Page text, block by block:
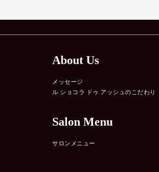
About Us
メッセージ
ル ショコラ ドゥ アッシュのこだわり
Salon Menu
サロンメニュー